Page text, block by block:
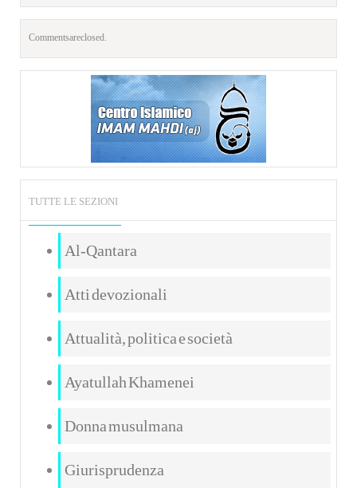
Comments are closed.
TUTTE LE SEZIONI
Al-Qantara
Atti devozionali
Attualità, politica e società
Ayatullah Khamenei
Donna musulmana
Giurisprudenza